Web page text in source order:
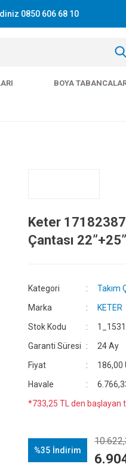
0850 606 68 10
BOYA
Keter
Çantası 22”+25”
Kategori
Takım
Marka
KETER
Stok Kodu
Garanti Süresi
24 Ay
Fiyat
186,00
Havale
*733,25 TL den başlayan
%35 İndirim